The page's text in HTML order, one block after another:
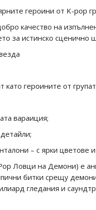
героини от K-pop
качество на
за истинско сценично
като героините от
вараиция;
– с ярки
Ловци на Демони) е
битки срещу
гледания и